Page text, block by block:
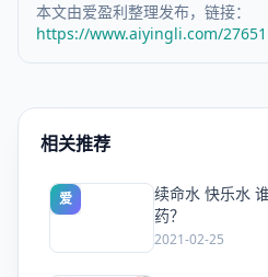
本文由爱盈利整理发布，链接：
https://www.aiyingli.com/
相关推荐
爱
续命水 快乐水
药？
2021-02-25